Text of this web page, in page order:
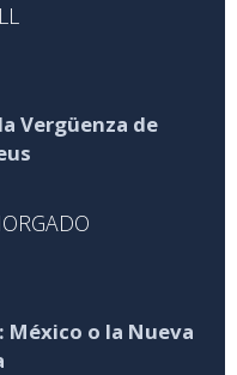
Vergüenza de
México o la Nueva